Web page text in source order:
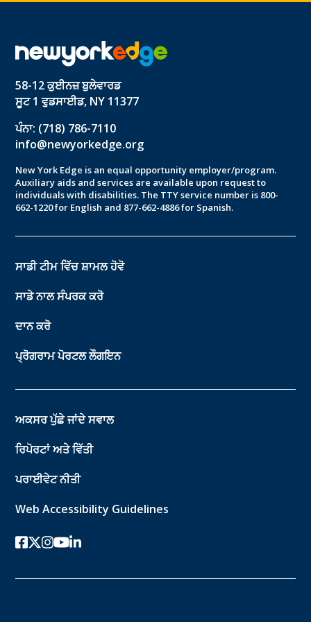
58-12 ਕੁਈਨਜ਼ ਬੁਲੇਵਾਰਡ
ਸੂਟ 1 ਵੁਡਸਾਈਡ, NY 11377
ਪੰਨਾ: (718) 786-7110
info@newyorkedge.org
New York Edge is an equal opportunity employer/program.
Auxiliary aids and services are available upon request to
individuals with disabilities. The TTY service number is 800-
662-1220 for English and 877-662-4886 for Spanish.
ਸਾਡੀ ਟੀਮ ਵਿੱਚ ਸ਼ਾਮਲ ਹੋਵੋ
ਸਾਡੇ ਨਾਲ ਸੰਪਰਕ ਕਰੋ
ਦਾਨ ਕਰੋ
ਪ੍ਰੋਗਰਾਮ ਪੋਰਟਲ ਲੌਗਇਨ
ਅਕਸਰ ਪੁੱਛੇ ਜਾਂਦੇ ਸਵਾਲ
ਰਿਪੋਰਟਾਂ ਅਤੇ ਵਿੱਤੀ
ਪਰਾਈਵੇਟ ਨੀਤੀ
Web Accessibility Guidelines
ਫੇਸਬੁੱਕ
ਟਵਿੱਟਰ-ਐਕਸ
instagram
youtube
ਲਿੰਕਡਇਨ